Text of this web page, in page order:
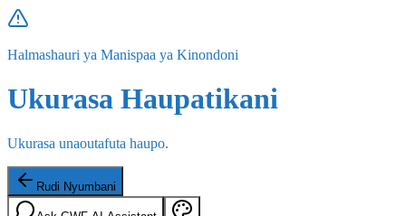
Halmashauri ya Manispaa ya Kinondoni
Ukurasa Haupatikani
Ukurasa unaoutafuta haupo.
Rudi Nyumbani